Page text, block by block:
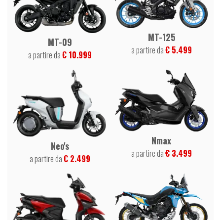
MT-09
a partire da€ 10.999
MT-125
a partire da€ 5.499
Neo's
a partire da€ 2.499
Nmax
a partire da€ 3.499